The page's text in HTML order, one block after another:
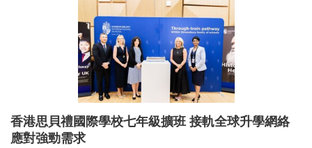
香港思貝禮國際學校七年級擴班 接軌全球升學網絡
應對強勁需求